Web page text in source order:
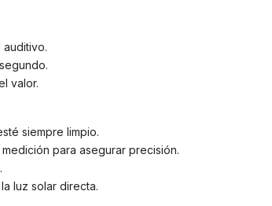
valor.
siempre limpio.
para asegurar precisión.
luz solar directa.